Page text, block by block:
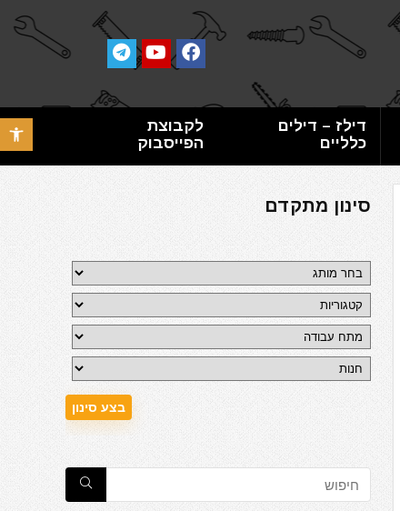
פתח
דילז – דילים
כלליים
לקבוצת
הפייסבוק
סינון מתקדם